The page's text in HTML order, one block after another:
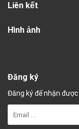
Liên kết
Hình ảnh
Đăng ký
Đăng ký để nhận